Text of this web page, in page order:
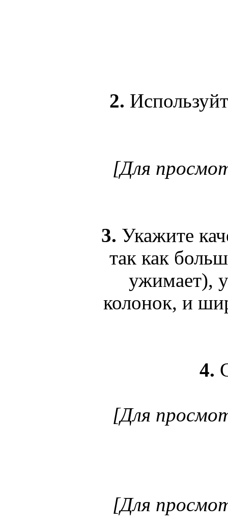
2.
[Для
3. Укажите
так как
ужимает),
колонок, и
4.
[Для
[Для